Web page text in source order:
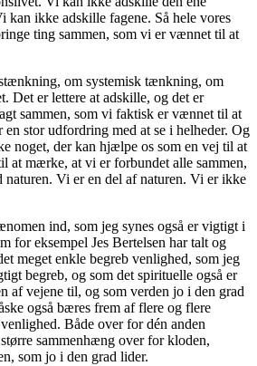
kan ikke adskille fagene. Så hele vores
ting sammen, som vi er vænnet til at
om systemisk tænkning, om
Det er lettere at adskille, og det er
sammen, som vi faktisk er vænnet til at
en stor udfordring med at se i helheder. Og
noget, der kan hjælpe os som en vej til at
at mærke, at vi er forbundet alle sammen,
naturen. Vi er en del af naturen. Vi er ikke
ind, som jeg synes også er vigtigt i
for eksempel Jes Bertelsen har talt og
meget enkle begreb venlighed, som jeg
begreb, og som det spirituelle også er
af vejene til, og som verden jo i den grad
også bæres frem af flere og flere
Både over for dén anden
sammenhæng over for kloden,
som jo i den grad lider.